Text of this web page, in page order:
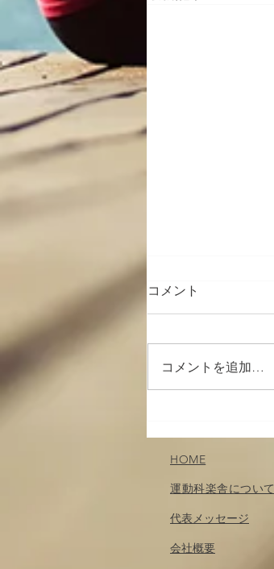
どころ
コメント
コメントを追加…
HOME
運動科楽舎について
代表メッセージ
会社概要